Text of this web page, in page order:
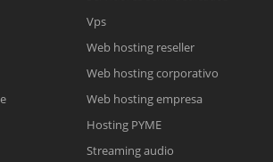
Reunión online
Meet para la reunión online.
Cotización
Chat Online
están fuera de línea. Complete el formulario
Vps
Web hosting reseller
Web hosting corporativo
Web hosting empresa
Hosting PYME
Streaming audio